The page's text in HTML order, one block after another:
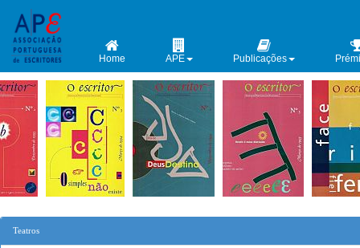
Teatros
Home APE Publicações